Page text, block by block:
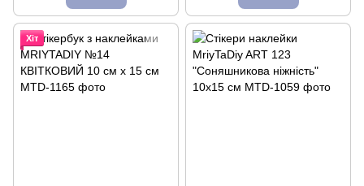
Хіт